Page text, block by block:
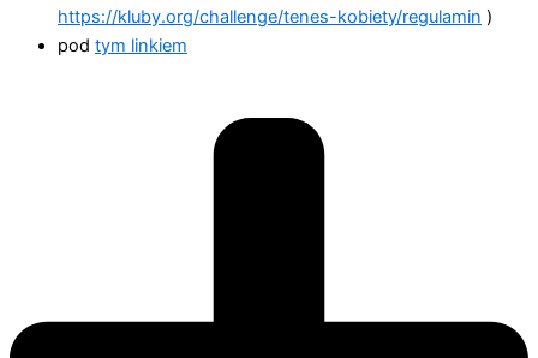
https://kluby.org/challenge/tenes-kobiety/regulamin )
pod tym linkiem